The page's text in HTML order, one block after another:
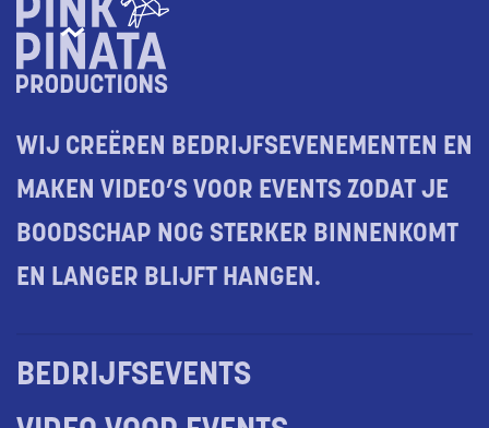
WIJ CREËREN BEDRIJFSEVENEMENTEN EN
MAKEN VIDEO’S VOOR EVENTS ZODAT JE
BOODSCHAP NOG STERKER BINNENKOMT
EN LANGER BLIJFT HANGEN.
BEDRIJFSEVENTS